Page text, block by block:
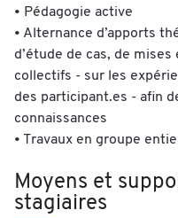
• Pédagogie active
• Alternance d’apports
d’étude de cas, de
collectifs - sur les
des participant.es - afin
connaissances
• Travaux en groupe
Moyens et
stagiaires